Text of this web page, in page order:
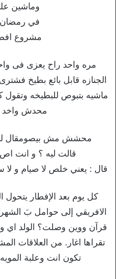
وماشين
في رمضان
مشروع
مره واحد راح يعزى فى
الجنازه قابل بائع بطيخ
ماشيه بتبوص للبطيخه وتقول
محدش واخد
محشش مش بيصومقال
قالت ليه ؟ و انت
قال : يعني خلص ﻻ صيام و ﻻ
كل يوم بعد الإفطار
الافريقي إلى حوامل بَ
قرآن ووين وصلت؟ الولد اي
تقراها اغار. من العلاقات
تكون انت وعلبة